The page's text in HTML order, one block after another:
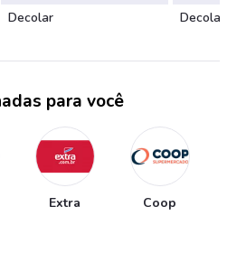
Decolar Decolar
para você
Extra Coop